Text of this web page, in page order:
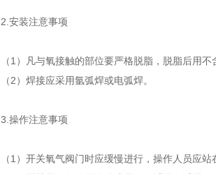
2.安装注意事项
（1）凡与氧接触的部位要严格脱脂，脱脂后用不
（2）焊接应采用氩弧焊或电弧焊。
3.操作注意事项
（1）开关氧气阀门时应缓慢进行，操作人员应站